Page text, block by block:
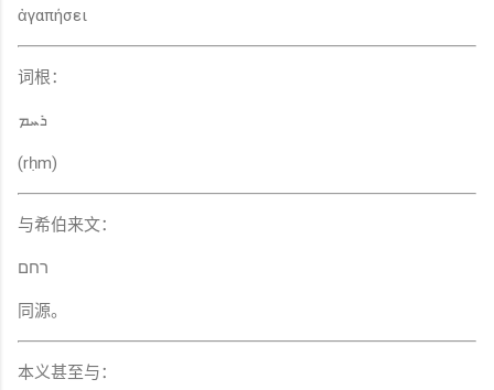
ἀγαπήσει
词根：
ܪܚܡ
(rḥm)
与希伯来文：
רחם
同源。
本义甚至与：